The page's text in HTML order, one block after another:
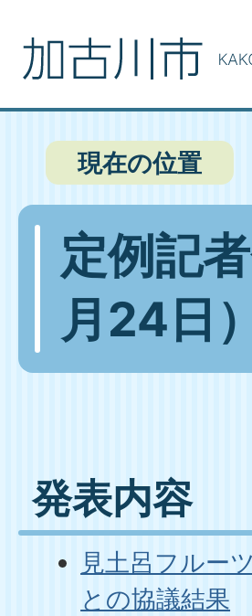
現在の位置
定例記
月24日）
発表内容
見土呂フルー
との協議結果